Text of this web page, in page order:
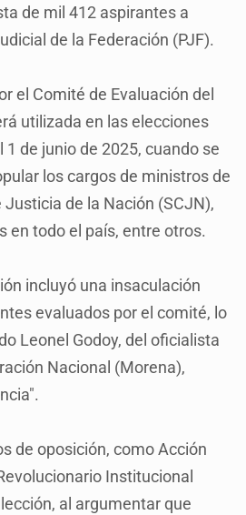
de mil 412 aspirantes a
de la Federación (PJF).
el Comité de Evaluación del
utilizada en las elecciones
de junio de 2025, cuando se
los cargos de ministros de
Justicia de la Nación (SCJN),
en todo el país, entre otros.
incluyó una insaculación
evaluados por el comité, lo
Leonel Godoy, del oficialista
Nacional (Morena),
de oposición, como Acción
Institucional
al argumentar que